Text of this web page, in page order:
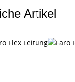
Artikel